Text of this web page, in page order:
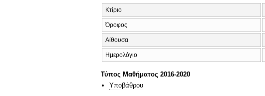
Κτίριο
Όροφος
Αίθουσα
Ημερολόγιο
Τύπος Μαθήματος 2016-2020
Υποβάθρου